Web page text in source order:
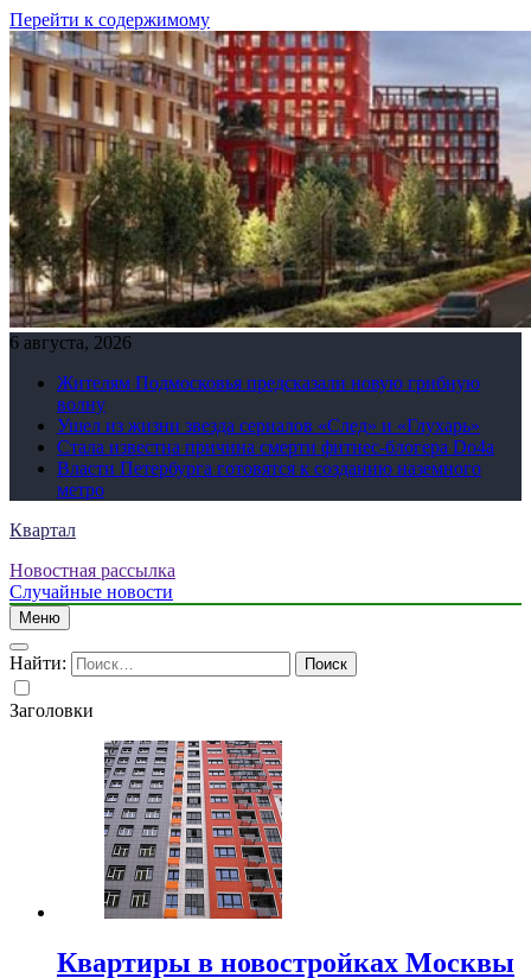
Перейти к содержимому
6 августа, 2026
Жителям Подмосковья предсказали новую грибную
волну
Ушел из жизни звезда сериалов «След» и «Глухарь»
Стала известна причина смерти фитнес-блогера Do4а
Власти Петербурга готовятся к созданию наземного
метро
Квартал
Новостная рассылка
Случайные новости
Меню
Найти:
Заголовки
Квартиры в новостройках Москвы